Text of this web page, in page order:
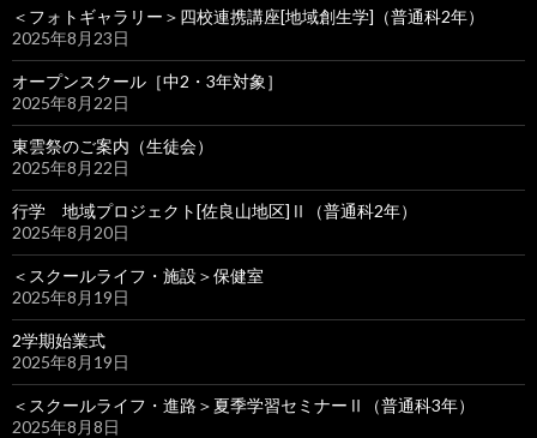
＜フォトギャラリー＞四校連携講座[地域創生学]（普通科2年）
2025年8月23日
オープンスクール［中2・3年対象］
2025年8月22日
東雲祭のご案内（生徒会）
2025年8月22日
行学 地域プロジェクト[佐良山地区]Ⅱ（普通科2年）
2025年8月20日
＜スクールライフ・施設＞保健室
2025年8月19日
2学期始業式
2025年8月19日
＜スクールライフ・進路＞夏季学習セミナーⅡ（普通科3年）
2025年8月8日